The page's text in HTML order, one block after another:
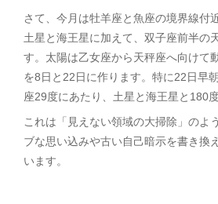
さて、今月は牡羊座と魚座の境界線付
土星と海王星に加えて、双子座前半の
す。太陽は乙女座から天秤座へ向けて
を8日と22日に作ります。特に22日早
座29度にあたり、土星と海王星と180
これは「見えない領域の大掃除」のよ
ブな思い込みや古い自己暗示を書き換
います。